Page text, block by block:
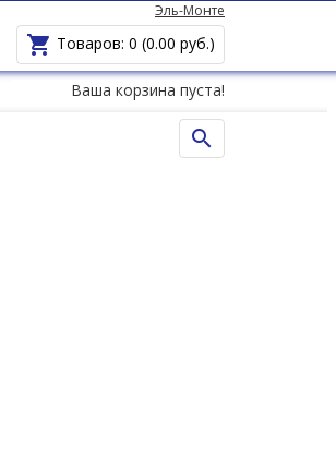
Эль-Монте
 Товаров: 0 (0.00 руб.)
Ваша корзина пуста!
